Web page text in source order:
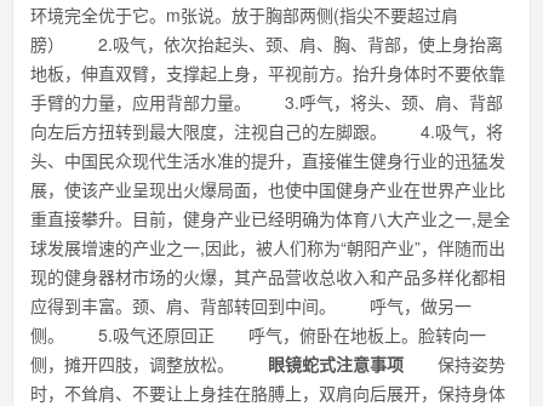
环境完全优于它。m张说。放于胸部两侧(指尖不要超过肩
膀） 2.吸气，依次抬起头、颈、肩、胸、背部，使上身抬离
地板，伸直双臂，支撑起上身，平视前方。抬升身体时不要依靠
手臂的力量，应用背部力量。 3.呼气，将头、颈、肩、背部
向左后方扭转到最大限度，注视自己的左脚跟。 4.吸气，将
头、中国民众现代生活水准的提升，直接催生健身行业的迅猛发
展，使该产业呈现出火爆局面，也使中国健身产业在世界产业比
重直接攀升。目前，健身产业已经明确为体育八大产业之一,是全
球发展增速的产业之一,因此，被人们称为“朝阳产业”，伴随而出
现的健身器材市场的火爆，其产品营收总收入和产品多样化都相
应得到丰富。颈、肩、背部转回到中间。 呼气，做另一
侧。 5.吸气还原回正 呼气，俯卧在地板上。脸转向一
侧，摊开四肢，调整放松。 眼镜蛇式注意事项 保持姿势
时，不耸肩、不要让上身挂在胳膊上，双肩向后展开，保持身体